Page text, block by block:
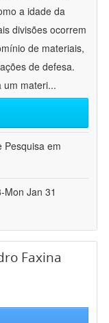
a idade da
divisões ocorrem
de materiais,
de defesa.
um materi...
Pesquisa em
Mon Jan 31
Faxina